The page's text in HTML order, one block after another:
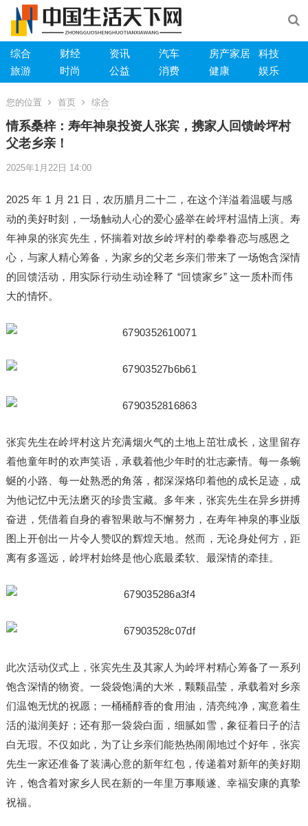
综合 财经 资讯 汽车 房产家居
科技
旅游
时尚 公益 消费 健康 娱乐
您的位置 首页 综合
情系桑梓：寿年神泉投资人张宾，携家人回馈岭坪村
父老乡亲！
2025年1月22日 14:00
2025 年 1 月 21 日，农历腊月二十二，在这个洋溢着温暖与感
动的美好时刻，一场触动人心的爱心盛举在岭坪村温情上演。寿
年神泉的张宾先生，怀揣着对故乡岭坪村的拳拳眷恋与感恩之
心，与家人精心筹备，为家乡的父老乡亲们带来了一场饱含深情
的回馈活动，用实际行动生动诠释了 “回馈家乡” 这一质朴而伟
大的情怀。
张宾先生在岭坪村这片充满烟火气的土地上茁壮成长，这里留存
着他童年时的欢声笑语，承载着他少年时的壮志豪情。每一条蜿
蜒的小路、每一处熟悉的角落，都深深烙印着他的成长足迹，成
为他记忆中无法磨灭的珍贵宝藏。多年来，张宾先生在异乡拼搏
奋进，凭借着自身的睿智果敢与不懈努力，在寿年神泉的事业版
图上开创出一片令人赞叹的辉煌天地。然而，无论身处何方，距
离有多遥远，岭坪村始终是他心底最柔软、最深情的牵挂。
此次活动仪式上，张宾先生及其家人为岭坪村精心筹备了一系列
饱含深情的物资。一袋袋饱满的大米，颗颗晶莹，承载着对乡亲
们温饱无忧的祝愿；一桶桶醇香的食用油，清亮纯净，寓意着生
活的滋润美好；还有那一袋袋白面，细腻如雪，象征着日子的洁
白无瑕。不仅如此，为了让乡亲们能热热闹闹地过个好年，张宾
先生一家还准备了装满心意的新年红包，传递着对新年的美好期
许，饱含着对家乡人民在新的一年里万事顺遂、幸福安康的真挚
祝福。